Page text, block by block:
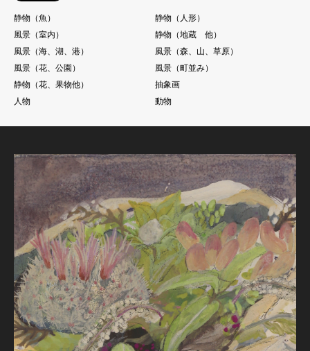
静物（魚）
静物（人形）
風景（室内）
静物（地蔵 他）
風景（海、湖、港）
風景（森、山、草原）
風景（花、公園）
風景（町並み）
静物（花、果物他）
抽象画
人物
動物